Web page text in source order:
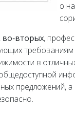
о
во-вторых,
в
предложений,